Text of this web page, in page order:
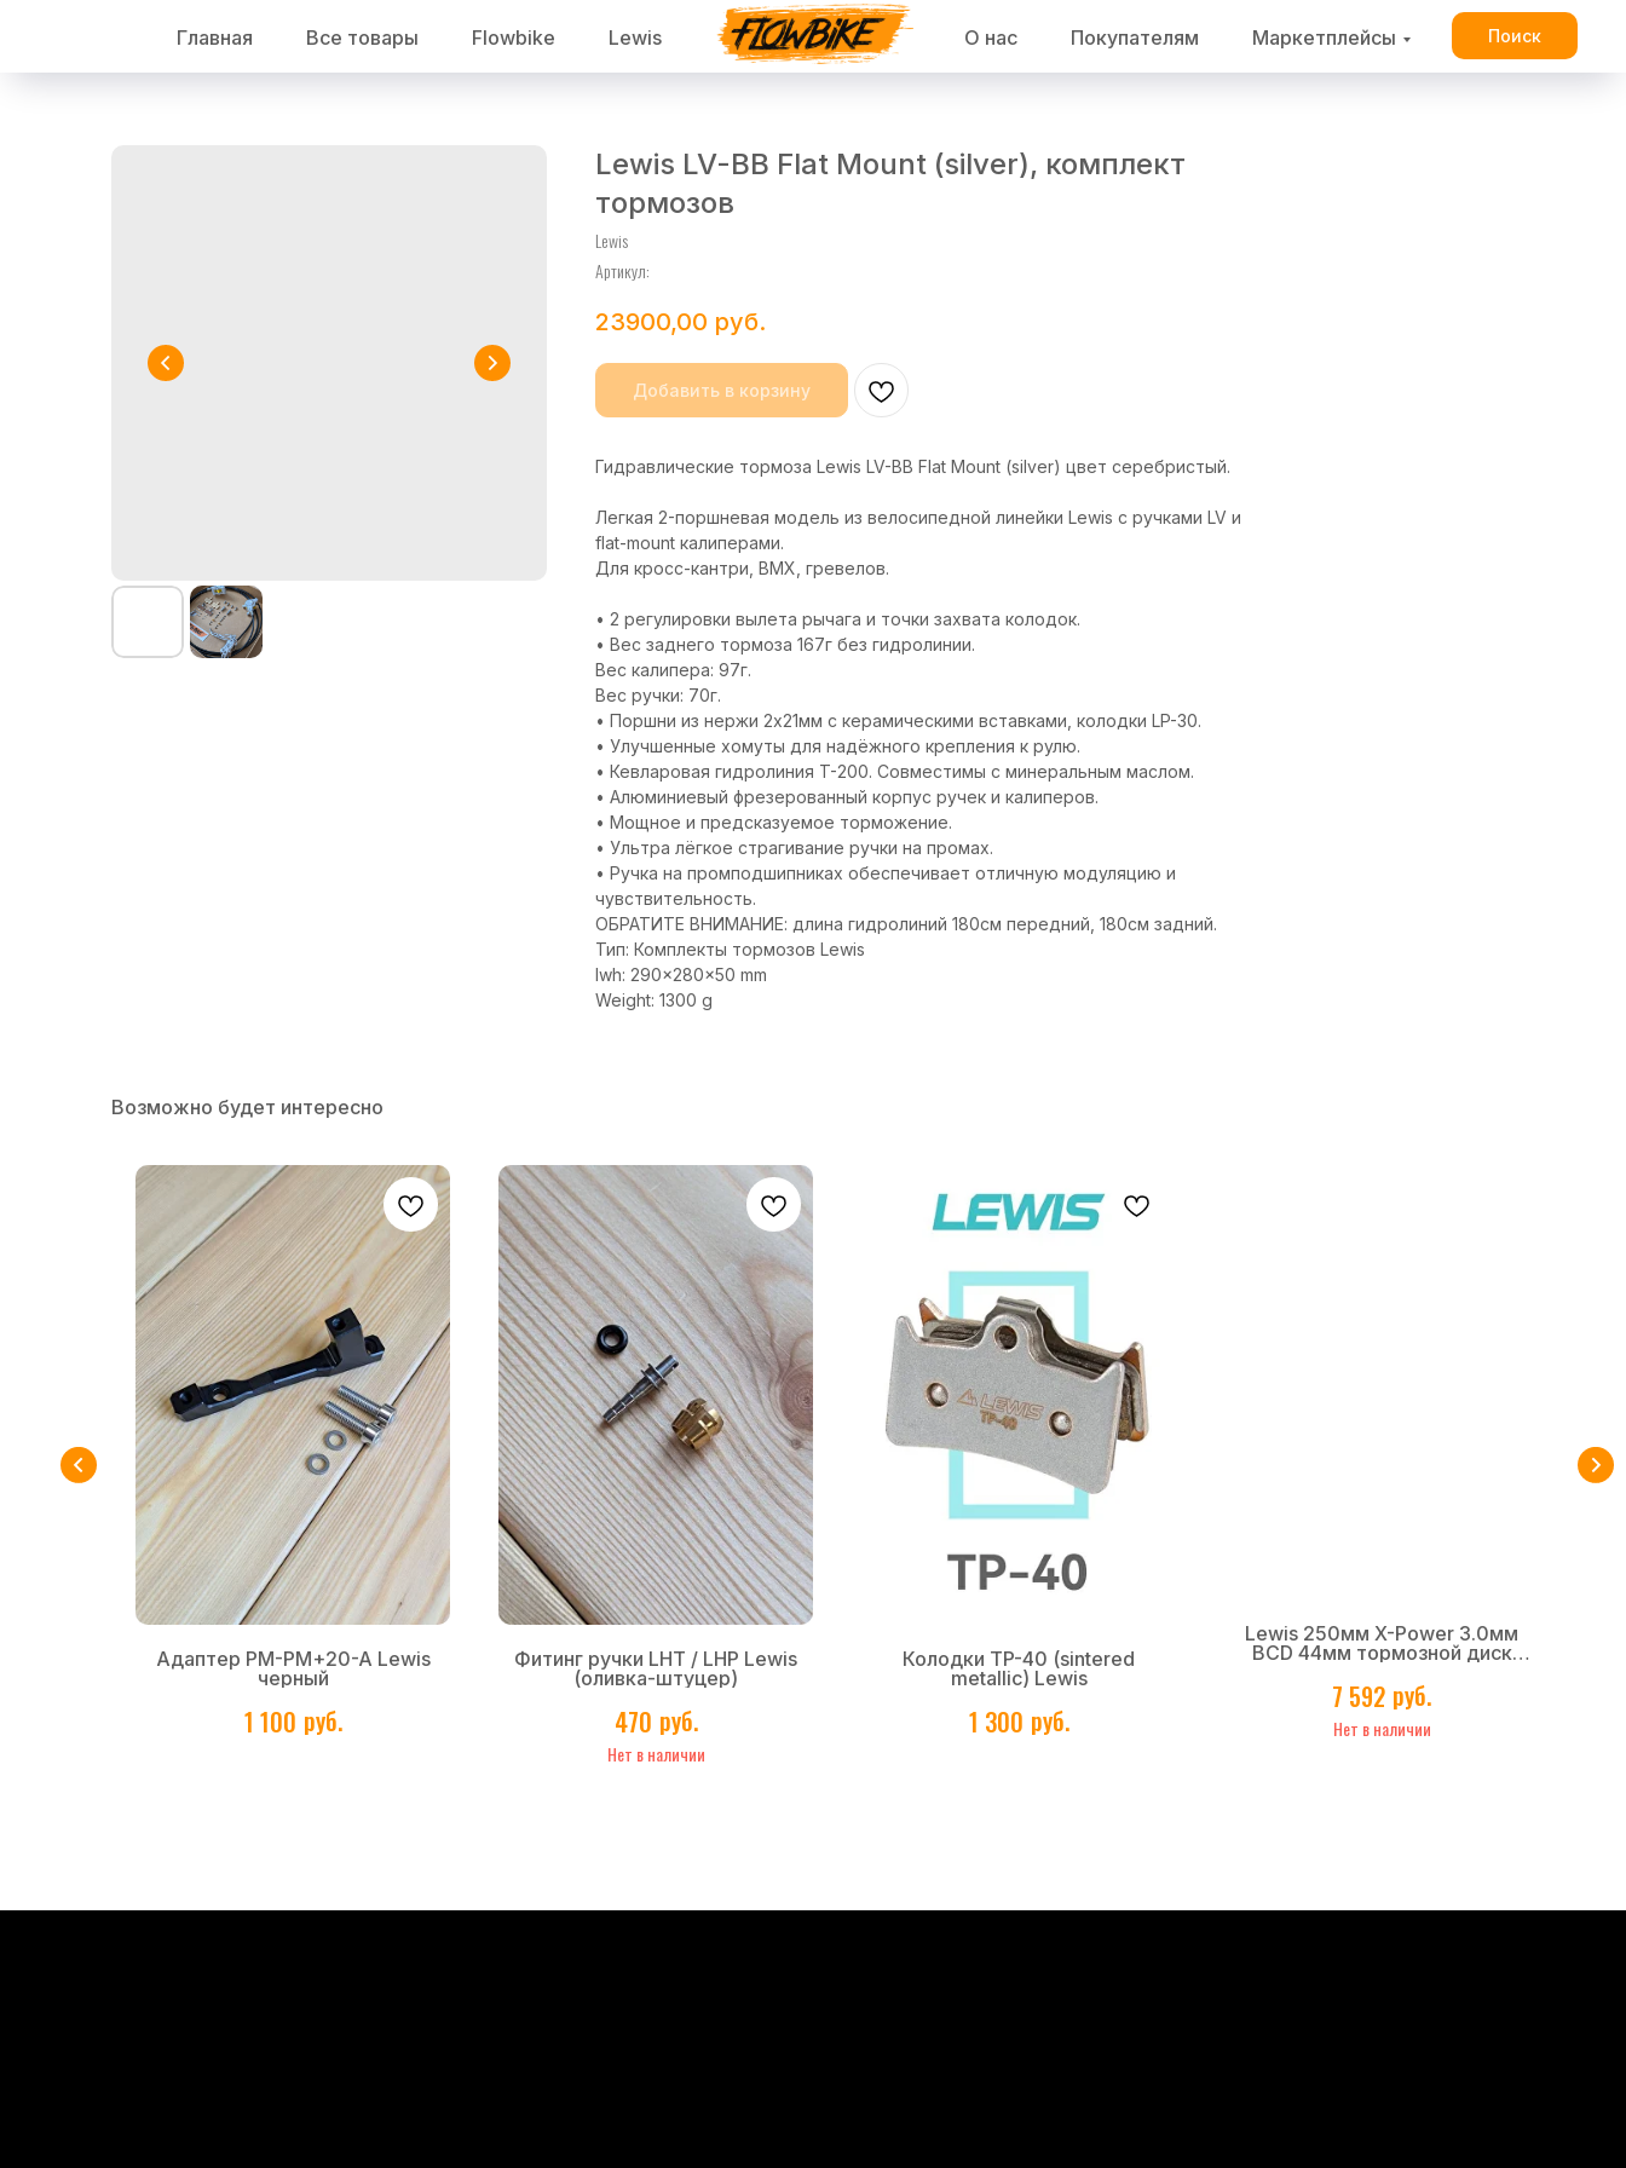
Главная Все товары Flowbike Lewis О нас Покупателям Маркетплейсы Поиск
Lewis LV-BB Flat Mount (silver), комплект
тормозов
Lewis
Артикул:
23900,00 руб.
Добавить в корзину
Гидравлические тормоза Lewis LV-BB Flat Mount (silver) цвет серебристый.
Легкая 2-поршневая модель из велосипедной линейки Lewis с ручками LV и
flat-mount калиперами.
Для кросс-кантри, BMX, гревелов.
• 2 регулировки вылета рычага и точки захвата колодок.
• Вес заднего тормоза 167г без гидролинии.
Вес калипера: 97г.
Вес ручки: 70г.
• Поршни из нержи 2x21мм с керамическими вставками, колодки LP-30.
• Улучшенные хомуты для надёжного крепления к рулю.
• Кевларовая гидролиния T-200. Совместимы с минеральным маслом.
• Алюминиевый фрезерованный корпус ручек и калиперов.
• Мощное и предсказуемое торможение.
• Ультра лёгкое страгивание ручки на промах.
• Ручка на промподшипниках обеспечивает отличную модуляцию и
чувствительность.
ОБРАТИТЕ ВНИМАНИЕ: длина гидролиний 180см передний, 180см задний.
Тип: Комплекты тормозов Lewis
lwh: 290x280x50 mm
Weight: 1300 g
Возможно будет интересно
Адаптер PM-PM+20-A Lewis
черный
1 100 руб.
Фитинг ручки LHT / LHP Lewis
(оливка-штуцер)
470 руб.
Нет в наличии
Колодки TP-40 (sintered
metallic) Lewis
1 300 руб.
Lewis 250мм X-Power 3.0мм
BCD 44мм тормозной диск
7 592 руб.
Нет в наличии